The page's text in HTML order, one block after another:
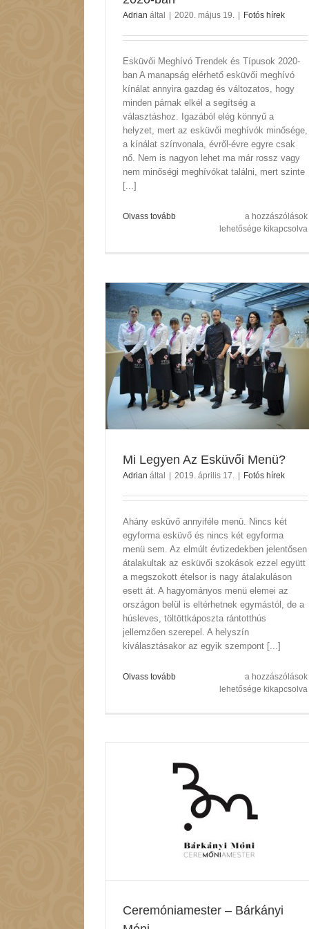
Adrian által | 2020. május 19. | Fotós hírek
Esküvői Meghívó Trendek és Típusok 2020-
ban A manapság elérhető esküvői meghívó
kínálat annyira gazdag és változatos, hogy
minden párnak elkél a segítség a
választáshoz. Igazából elég könnyű a
helyzet, mert az esküvői meghívók minősége,
a kínálat színvonala, évről-évre egyre csak
nő. Nem is nagyon lehet ma már rossz vagy
nem minőségi meghívókat találni, mert szinte
[...]
Olvass tovább
A
Legjobb
bejegyzéshez
a hozzászólások
lehetősége kikapcsolva
Mi Legyen Az Esküvői Menü?
Adrian által | 2019. április 17. | Fotós hírek
Ahány esküvő annyiféle menü. Nincs két
egyforma esküvő és nincs két egyforma
menü sem. Az elmúlt évtizedekben jelentősen
átalakultak az esküvői szokások ezzel együtt
a megszokott ételsor is nagy átalakuláson
esett át. A hagyományos menü elemei az
országon belül is eltérhetnek egymástól, de a
húsleves, töltöttkáposzta rántotthús
jellemzően szerepel. A helyszín
kiválasztásakor az egyik szempont [...]
Olvass tovább
Mi
Legyen
a hozzászólások
lehetősége kikapcsolva
Ceremóniamester – Bárkányi